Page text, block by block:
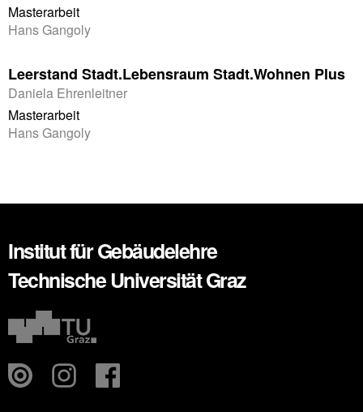
Masterarbeit
Hans Gangoly
Leerstand Stadt.Lebensraum Stadt.Wohnen Plus
Daniela Ehrenleitner
Masterarbeit
Hans Gangoly
Institut für Gebäudelehre
Technische Universität Graz